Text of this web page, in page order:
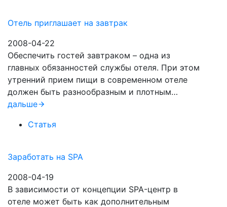
Отель приглашает на завтрак
2008-04-22
Обеспечить гостей завтраком – одна из
главных обязанностей службы отеля. При этом
утренний прием пищи в современном отеле
должен быть разнообразным и плотным…
дальше
Статья
Заработать на SPA
2008-04-19
В зависимости от концепции SPA-центр в
отеле может быть как дополнительным